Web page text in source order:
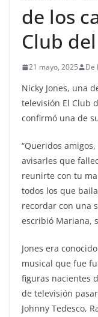
de los
Club
21 mayo, 2025 De
Nicky Jones, una
televisión El Club
confirmó una de
“Queridos
avisarles que
reunirte con tu
todos los que
recordar con una
escribió Mariana,
Jones era
musical que fue
figuras nacientes
de televisión
Johnny Tedesco,